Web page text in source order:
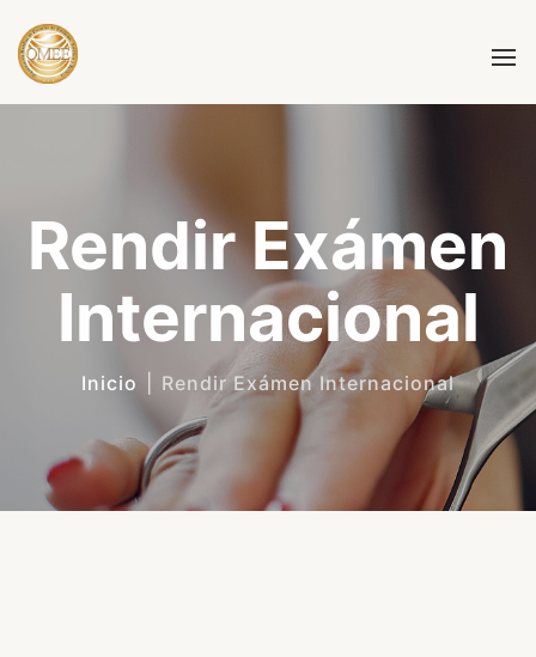
Rendir Exámen
Internacional
Inicio Rendir Exámen Internacional